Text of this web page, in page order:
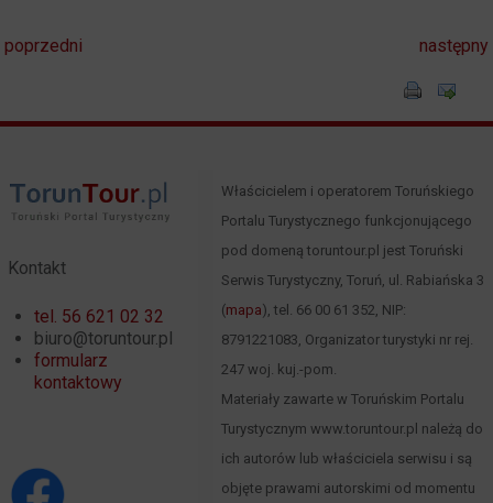
poprzedni następny
Kontakt
tel. 56 621 02 32
biuro@toruntour.pl
formularz
kontaktowy
Właścicielem i operatorem Toruńskiego
Portalu Turystycznego funkcjonującego
pod domeną toruntour.pl jest Toruński
Serwis Turystyczny, Toruń, ul. Rabiańska 3
(mapa), tel. 66 00 61 352, NIP:
8791221083, Organizator turystyki nr rej.
247 woj. kuj.-pom.
Materiały zawarte w Toruńskim Portalu
Turystycznym www.toruntour.pl należą do
ich autorów lub właściciela serwisu i są
objęte prawami autorskimi od momentu